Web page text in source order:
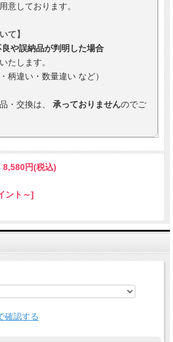
意しております。
て】
や誤納品が判明した場合
いたします。
柄違い・数量違い など）
・交換は、 承っておりませんのでご
8,580円(税込)
ント～]
確認する